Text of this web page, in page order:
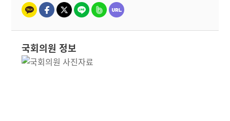
국회의원 정보